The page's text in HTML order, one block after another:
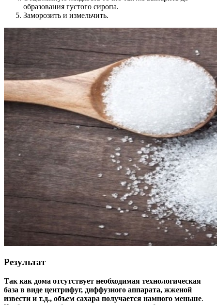
образования густого сиропа.
Заморозить и измельчить.
Результат
Так как дома отсутствует необходимая технологическая
база в виде центрифуг, диффузного аппарата, жженой
извести и т.д., объем сахара получается намного меньше.